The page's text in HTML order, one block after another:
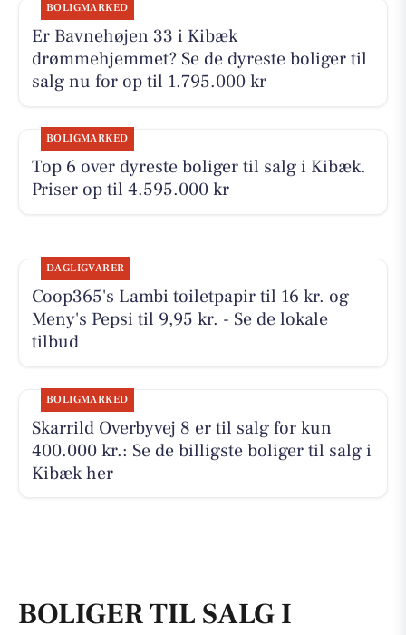
BOLIGMARKED
Er Bavnehøjen 33 i Kibæk
drømmehjemmet? Se de dyreste boliger til
salg nu for op til 1.795.000 kr
BOLIGMARKED
Top 6 over dyreste boliger til salg i Kibæk.
Priser op til 4.595.000 kr
DAGLIGVARER
Coop365's Lambi toiletpapir til 16 kr. og
Meny's Pepsi til 9,95 kr. - Se de lokale
tilbud
BOLIGMARKED
Skarrild Overbyvej 8 er til salg for kun
400.000 kr.: Se de billigste boliger til salg i
Kibæk her
BOLIGER TIL SALG I